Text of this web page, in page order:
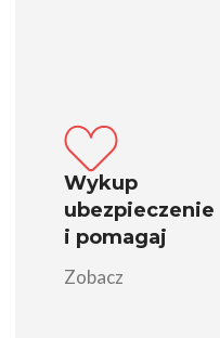
Wykup
ubezpieczenie
i pomagaj
Zobacz